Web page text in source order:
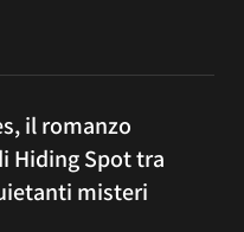
il romanzo
Hiding Spot tra
misteri